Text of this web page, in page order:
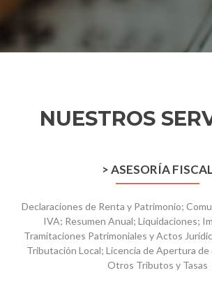
NUESTROS
> ASESORÍA FISCAL
Declaraciones de Renta y Patrimonio;
IVA; Resumen Anual; Liquidaciones;
Tramitaciones Patrimoniales y Actos
Tributación Local; Licencia de Apertura
Otros Tributos y Tasas